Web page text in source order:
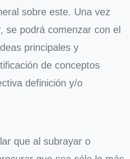
sobre este. Una vez
se podrá comenzar con el
principales y
de conceptos
definición y/o
que al subrayar o